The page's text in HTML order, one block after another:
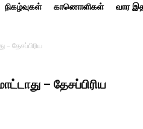
நிகழ்வுகள் காணொளிகள் வார
தேசப்பிரிய
– தேசப்பிரிய